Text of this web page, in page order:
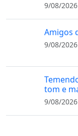
9/08/2026
Amigos
9/08/2026
tom e
9/08/2026